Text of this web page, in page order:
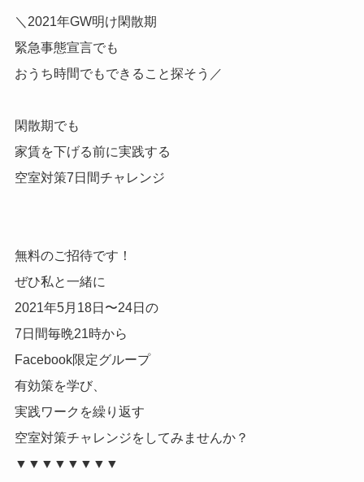
＼2021年GW明け閑散期
緊急事態宣言でも
おうち時間でもできること探そう／
閑散期でも
家賃を下げる前に実践する
空室対策7日間チャレンジ
無料のご招待です！
ぜひ私と一緒に
2021年5月18日〜24日の
7日間毎晩21時から
Facebook限定グループ
有効策を学び、
実践ワークを繰り返す
空室対策チャレンジをしてみませんか？
▼▼▼▼▼▼▼▼